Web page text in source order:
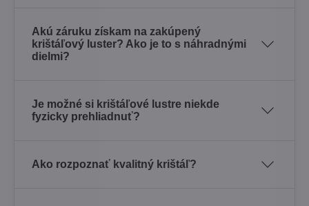
Akú záruku získam na zakúpený
krištáľový luster? Ako je to s náhradnými
dielmi?
Je možné si krištáľové lustre niekde
fyzicky prehliadnuť?
Ako rozpoznať kvalitný krištáľ?